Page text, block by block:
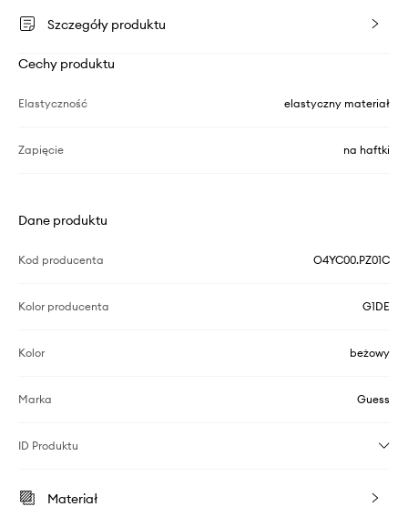
Szczegóły produktu
Cechy produktu
Elastyczność elastyczny materiał
Zapięcie na haftki
Dane produktu
Kod producenta O4YC00.PZ01C
Kolor producenta G1DE
Kolor beżowy
Marka Guess
ID Produktu
Materiał